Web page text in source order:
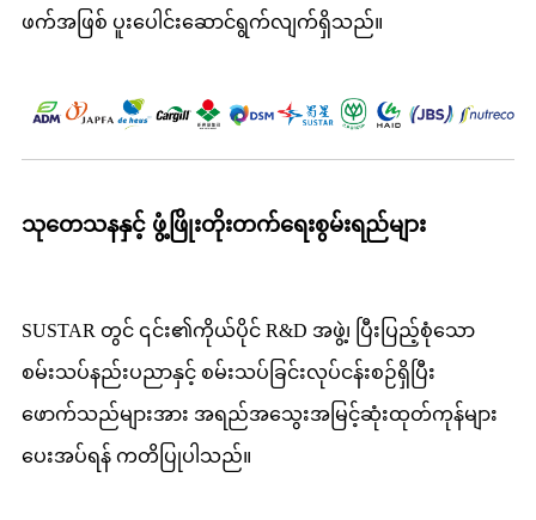
ဖက်အဖြစ် ပူးပေါင်းဆောင်ရွက်လျက်ရှိသည်။
သုတေသနနှင့် ဖွံ့ဖြိုးတိုးတက်ရေးစွမ်းရည်များ
SUSTAR တွင် ၎င်း၏ကိုယ်ပိုင် R&D အဖွဲ့၊ ပြီးပြည့်စုံသော
စမ်းသပ်နည်းပညာနှင့် စမ်းသပ်ခြင်းလုပ်ငန်းစဉ်ရှိပြီး
ဖောက်သည်များအား အရည်အသွေးအမြင့်ဆုံးထုတ်ကုန်များ
ပေးအပ်ရန် ကတိပြုပါသည်။